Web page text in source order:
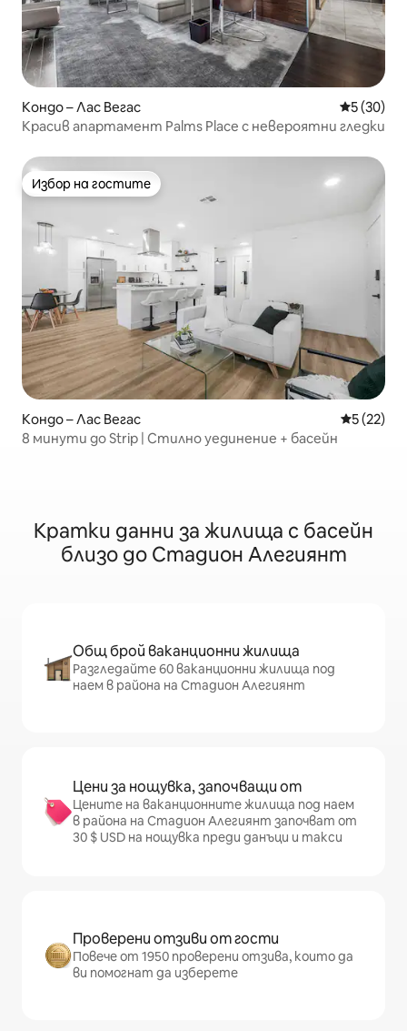
Кондо – Лас Вегас Средна
5 (30)
Красив апартамент Palms Place с невероятни гледки
Избор на гостите
Избор на гостите
Кондо – Лас Вегас Средна
5 (22)
8 минути до Strip | Стилно уединение + басейн
Кратки данни за жилища с басейн
близо до Стадион Алегиянт
Общ брой ваканционни жилища
Разгледайте 60 ваканционни жилища под
наем в района на Стадион Алегиянт
Цени за нощувка, започващи от
Цените на ваканционните жилища под наем
в района на Стадион Алегиянт започват от
30 $ USD на нощувка преди данъци и такси
Проверени отзиви от гости
Повече от 1950 проверени отзива, които да
ви помогнат да изберете